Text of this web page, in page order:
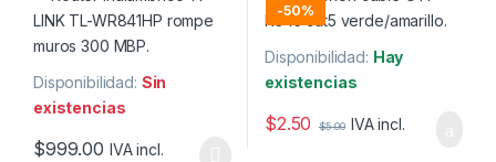
Disponibilidad: Sin
existencias
$999.00 IVA incl.
-50%
Disponibilidad: Hay
existencias
$2.50 $5.00 IVA incl.